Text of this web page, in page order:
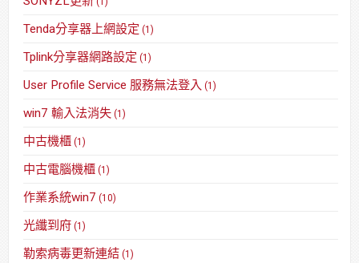
Tenda分享器上網設定 (1)
Tplink分享器網路設定 (1)
User Profile Service 服務無法登入 (1)
win7 輸入法消失 (1)
中古機櫃 (1)
中古電腦機櫃 (1)
作業系統win7 (10)
光纖到府 (1)
勒索病毒更新連結 (1)